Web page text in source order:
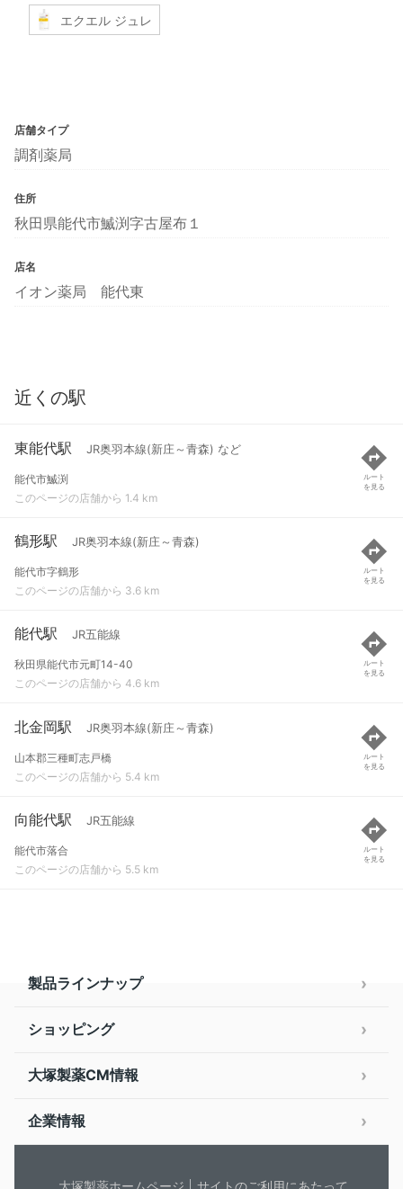
エクエル ジュレ
店舗タイプ
調剤薬局
住所
秋田県能代市鰄渕字古屋布１
店名
イオン薬局 能代東
近くの駅
東能代駅 JR奥羽本線(新庄～青森) など
能代市鰄渕
このページの店舗から 1.4 km
ルート
を見る
鶴形駅 JR奥羽本線(新庄～青森)
能代市字鶴形
このページの店舗から 3.6 km
ルート
を見る
能代駅 JR五能線
秋田県能代市元町14-40
このページの店舗から 4.6 km
ルート
を見る
北金岡駅 JR奥羽本線(新庄～青森)
山本郡三種町志戸橋
このページの店舗から 5.4 km
ルート
を見る
向能代駅 JR五能線
能代市落合
このページの店舗から 5.5 km
ルート
を見る
製品ラインナップ
ショッピング
大塚製薬CM情報
企業情報